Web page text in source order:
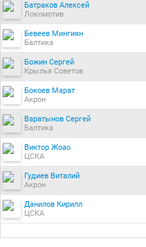
Батраков Алексей
Локомотив
Бевеев Мингиян
Балтика
Божин Сергей
Крылья Советов
Бокоев Марат
Акрон
Варатынов Сергей
Балтика
Виктор Жоао
ЦСКА
Гудиев Виталий
Акрон
Данилов Кирилл
ЦСКА